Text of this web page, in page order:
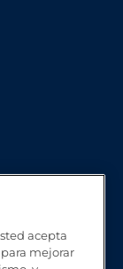
acepta
mejorar